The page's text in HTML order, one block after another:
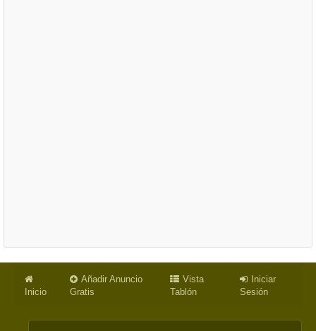
Inicio
Añadir Anuncio
Gratis
Vista
Tablón
Iniciar
Sesión